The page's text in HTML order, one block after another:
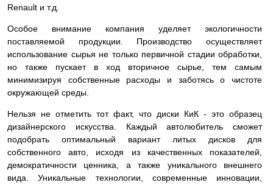
Renault и т.д.
Особое внимание компания уделяет экологичности
поставляемой продукции. Производство осуществляет
использование сырья не только первичной стадии обработки,
но также пускает в ход вторичное сырье, тем самым
минимизируя собственные расходы и заботясь о чистоте
окружающей среды.
Нельзя не отметить тот факт, что диски КиК - это образец
дизайнерского искусства. Каждый автолюбитель сможет
подобрать оптимальный вариант литых дисков для
собственного авто, исходя из качественных показателей,
демократичности ценника, а также уникального внешнего
вида. Уникальные технологии, современные инновации,